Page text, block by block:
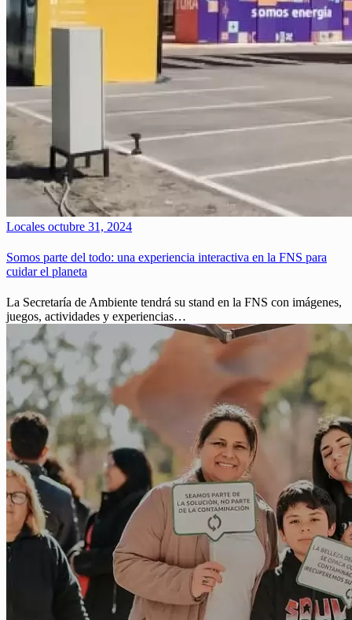
Locales octubre 31, 2024
Somos parte del todo: una experiencia interactiva en la FNS para
cuidar el planeta
La Secretaría de Ambiente tendrá su stand en la FNS con imágenes,
juegos, actividades y experiencias…